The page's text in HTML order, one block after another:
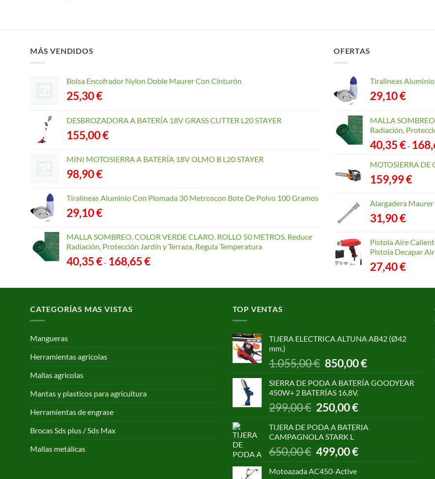
MÁS VENDIDOS
Bolsa Encofrador Nylon Doble Maurer Con Cinturón
25,30€
DESBROZADORA A BATERÍA 18V GRASS CUTTER L20 STAYER
155,00€
MINI MOTOSIERRA A BATERÍA 18V OLMO B L20 STAYER
98,90€
Tiralineas Aluminio Con Plomada 30 Metroscon Bote De Polvo 100 Gramos
29,10€
MALLA SOMBREO. COLOR VERDE CLARO. ROLLO 50 METROS. Reduce
Radiación, Protección Jardín y Terraza, Regula Temperatura
40,35€- 168,65€Rango
desde
OFERTAS
Tiralineas
29,10€
MALLA
Radiación,
40,35€-
MOTOSIERRA
159,99€
Alargadera Maurer
31,90€
Pistola Aire
Pistola Decapar
27,40€
CATEGORÍAS MAS VISTAS
Mangueras
Herramientas agricolas
Mallas agricolas
Mantas y plasticos para agricultura
Herramientas de engrase
Brocas Sds plus / Sds Max
Mallas metálicas
TOP VENTAS
TIJERA ELECTRICA ALTUNA AB42 (Ø42
mm.)
1.055,00€ El
precio
original
era:
1.055,00 €.
850,00€El
actual
SIERRA DE PODA A BATERÍA GOODYEAR
450W+ 2 BATERÍAS 16,8V.
299,00€ El
precio
original
era:
299,00 €.
250,00€El
actual
250,00 €.
TIJERA DE PODA A BATERIA
CAMPAGNOLA STARK L
650,00€
El
precio
original
499,00€El
Motoazada AC450-Active